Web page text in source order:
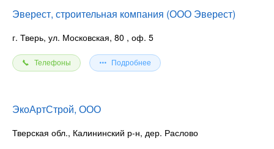
Эверест, строительная компания (ООО Эверест)
г. Тверь, ул. Московская, 80 , оф. 5
Телефоны Подробнее
ЭкоАртСтрой, ООО
Тверская обл., Калининский р-н, дер. Раслово